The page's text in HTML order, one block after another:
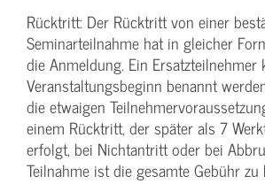
Rücktritt: Der Rücktritt von einer
Seminarteilnahme hat in gleicher
die Anmeldung. Ein Ersatzteilnehmer
Veranstaltungs­beginn benannt
die etwaigen
einem Rücktritt, der später als 7
erfolgt, bei Nichtantritt oder bei
Teilnahme ist die gesamte Gebühr zu